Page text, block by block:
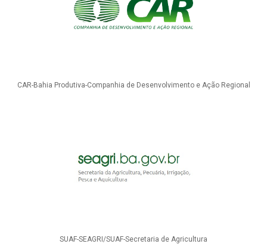
CAR-Bahia Produtiva-Companhia de Desenvolvimento e Ação Regional
SUAF-SEAGRI/SUAF-Secretaria de Agricultura